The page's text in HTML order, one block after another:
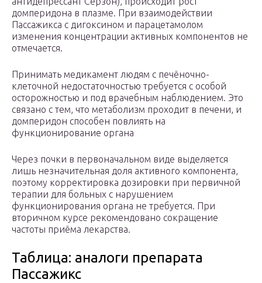
домперидона в плазме. При взаимодействии
Пассажикса с дигоксином и парацетамолом
изменения концентрации активных компонентов не
отмечается.
Принимать медикамент людям с печёночно-
клеточной недостаточностью требуется с особой
осторожностью и под врачебным наблюдением. Это
связано с тем, что метаболизм проходит в печени, и
домперидон способен повлиять на
функционирование органа
Через почки в первоначальном виде выделяется
лишь незначительная доля активного компонента,
поэтому корректировка дозировки при первичной
терапии для больных с нарушением
функционирования органа не требуется. При
вторичном курсе рекомендовано сокращение
частоты приёма лекарства.
Таблица: аналоги препарата
Пассажикс